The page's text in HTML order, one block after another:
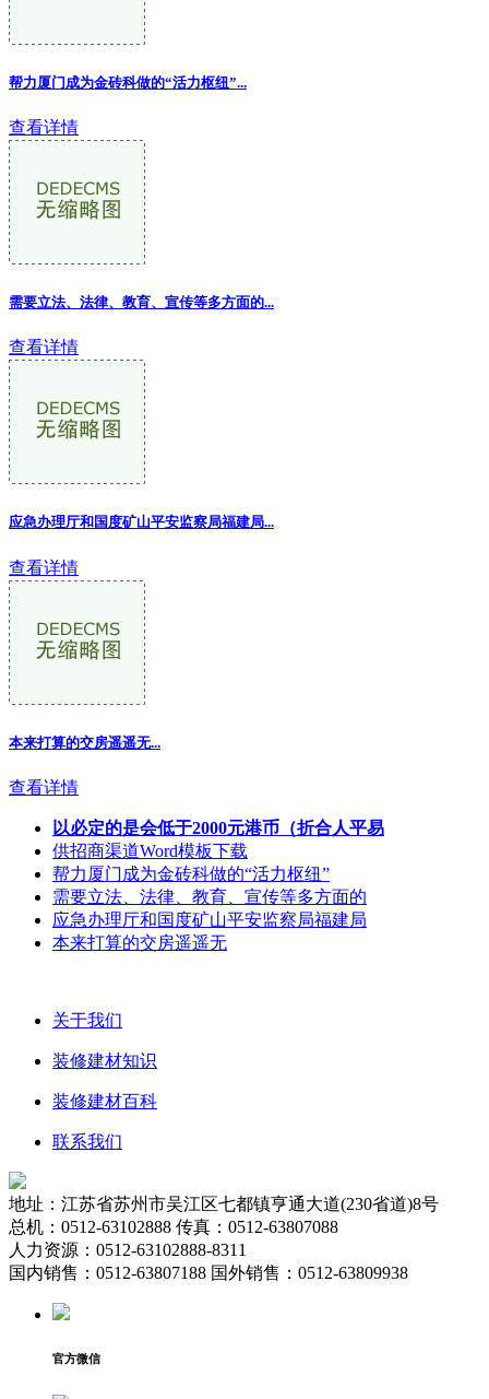
帮力厦门成为金砖科做的“活力枢纽”...
查看详情
需要立法、法律、教育、宣传等多方面的...
查看详情
应急办理厅和国度矿山平安监察局福建局...
查看详情
本来打算的交房遥遥无...
查看详情
以必定的是会低于2000元港币（折合人平易
供招商渠道Word模板下载
帮力厦门成为金砖科做的“活力枢纽”
需要立法、法律、教育、宣传等多方面的
应急办理厅和国度矿山平安监察局福建局
本来打算的交房遥遥无
关于我们
装修建材知识
装修建材百科
联系我们
地址：江苏省苏州市吴江区七都镇亨通大道(230省道)8号
总机：0512-63102888 传真：0512-63807088
人力资源：0512-63102888-8311
国内销售：0512-63807188 国外销售：0512-63809938
官方微信